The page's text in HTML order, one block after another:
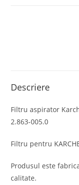
Descriere
Filtru aspirator
2.863-005.0
Filtru pentru
Produsul este
calitate.